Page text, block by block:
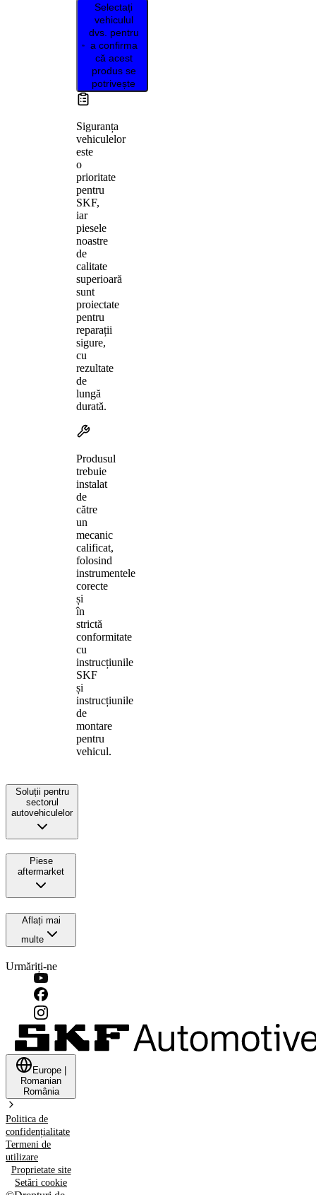
Selectați
vehiculul
dvs. pentru
a confirma
că acest
produs se
potrivește
Siguranța
vehiculelor
este
o
prioritate
pentru
SKF,
iar
piesele
noastre
de
calitate
superioară
sunt
proiectate
pentru
reparații
sigure,
cu
rezultate
de
lungă
durată.
Produsul
trebuie
instalat
de
către
un
mecanic
calificat,
folosind
instrumentele
corecte
și
în
strictă
conformitate
cu
instrucțiunile
SKF
și
instrucțiunile
de
montare
pentru
vehicul.
Soluții pentru
sectorul
autovehiculelor
Piese
aftermarket
Aflați mai
multe
Urmăriți-ne
Europe
Romanian
România
Politica de
confidențialitate
Termeni de
utilizare
Proprietate site
Setări cookie